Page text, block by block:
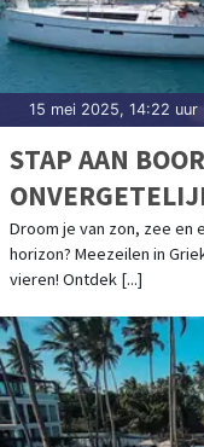
15 mei 2025, 14:22 uur
STAP AAN
GRIEKENLAND
Droom je van zon, zee en
horizon? Meezeilen in
vieren! Ontdek [...]